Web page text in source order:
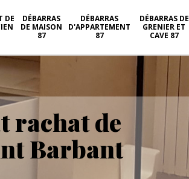
DE
DÉBARRAS
DE MAISON
87
DÉBARRAS
D'APPARTEMENT
87
DÉBARRAS DE
GRENIER ET
CAVE 87
rachat de
Barbant